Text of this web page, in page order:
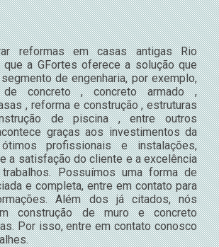
reformas em casas antigas Rio
que a GFortes oferece a solução que
de engenharia, por exemplo,
concreto , concreto armado ,
, reforma e construção , estruturas
de piscina , entre outros
graças aos investimentos da
profissionais e instalações,
a satisfação do cliente e a excelência
Possuímos uma forma de
e completa, entre em contato para
Além dos já citados, nós
construção de muro e concreto
Por isso, entre em contato conosco